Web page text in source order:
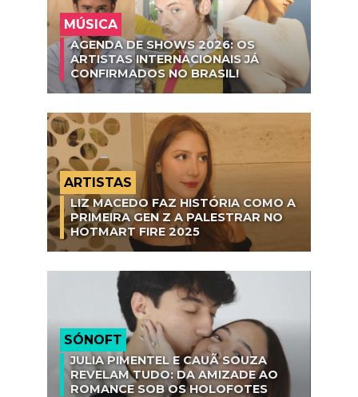
MÚSICA
AGENDA DE SHOWS 2026: OS
ARTISTAS INTERNACIONAIS JÁ
CONFIRMADOS NO BRASIL!
ARTISTAS
LIZ MACEDO FAZ HISTÓRIA COMO A
PRIMEIRA GEN Z A PALESTRAR NO
HOTMART FIRE 2025
SÓNOFT
JULIA PIMENTEL E CAUÃ SOUZA
REVELAM TUDO: DA AMIZADE AO
ROMANCE SOB OS HOLOFOTES